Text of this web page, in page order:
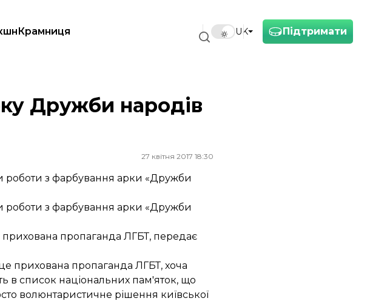
Підтримати
UK
Крамниця
Дружби народів
27 квітня 2017 18:30
роботи з фарбування арки «Дружби
роботи з фарбування арки «Дружби
пропаганда ЛГБТ, передає
прихована пропаганда ЛГБТ, хоча
в список національних пам'яток, що
волюнтаристичне рішення київської